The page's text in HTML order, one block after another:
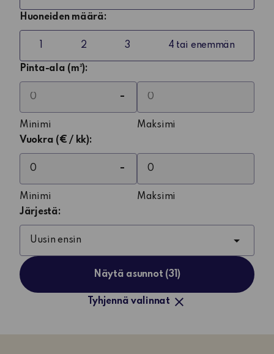
Huoneiden määrä:
1 2 3 4 tai enemmän
Pinta-ala (m²):
Minimi
Maksimi
Vuokra (€ / kk):
Minimi
Maksimi
Järjestä:
Näytä asunnot (31)
Tyhjennä valinnat